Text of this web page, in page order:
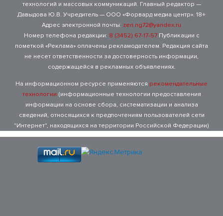
технологий и массовых коммуникаций. Главный редактор —
Давыдова Ю.В. Учредитель — ООО «Форвард медиа центр». 18+
Адрес электронной почты: zen.ng72@yandex.ru
Номер телефона редакции: 8 (3452) 67-17-57Публикации с
пометкой «Реклама» оплачены рекламодателем. Редакция сайта
не несет ответственности за достоверность информации,
содержащейся в рекламных объявлениях.
На информационном ресурсе применяются рекомендательные
технологии (информационные технологии предоставления
информации на основе сбора, систематизации и анализа
сведений, относящихся к предпочтениям пользователей сети
"Интернет", находящихся на территории Российской Федерации)